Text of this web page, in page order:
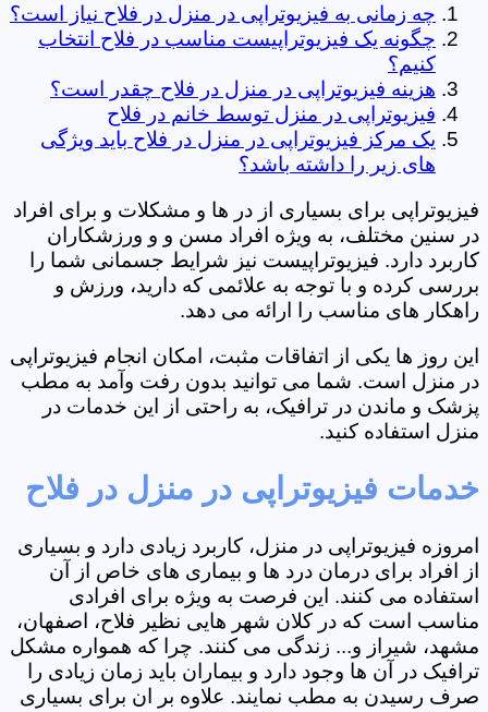
چه زمانی به فیزیوتراپی در منزل در فلاح نیاز است؟
چگونه یک فیزیوتراپیست مناسب در فلاح انتخاب
کنیم؟
هزینه فیزیوتراپی در منزل در فلاح چقدر است؟
فیزیوتراپی در منزل توسط خانم در فلاح
یک مرکز فیزیوتراپی در منزل در فلاح باید ویژگی
های زیر را داشته باشد؟
فیزیوتراپی برای بسیاری از در ها و مشکلات و برای افراد
در سنین مختلف، به ویژه افراد مسن و و ورزشکاران
کاربرد دارد. فیزیوتراپیست نیز شرایط جسمانی شما را
بررسی کرده و با توجه به علائمی که دارید، ورزش و
راهکار های مناسب را ارائه می دهد.
این روز ها یکی از اتفاقات مثبت، امکان انجام فیزیوتراپی
در منزل است. شما می توانید بدون رفت وآمد به مطب
پزشک و ماندن در ترافیک، به راحتی از این خدمات در
منزل استفاده کنید.
خدمات فیزیوتراپی در منزل در فلاح
امروزه فیزیوتراپی در منزل، کاربرد زیادی دارد و بسیاری
از افراد برای درمان درد ها و بیماری های خاص از آن
استفاده می کنند. این فرصت به ویژه برای افرادی
مناسب است که در کلان شهر هایی نظیر فلاح، اصفهان،
مشهد، شیراز و... زندگی می کنند. چرا که همواره مشکل
ترافیک در آن ها وجود دارد و بیماران باید زمان زیادی را
صرف رسیدن به مطب نمایند. علاوه بر ان برای بسیاری